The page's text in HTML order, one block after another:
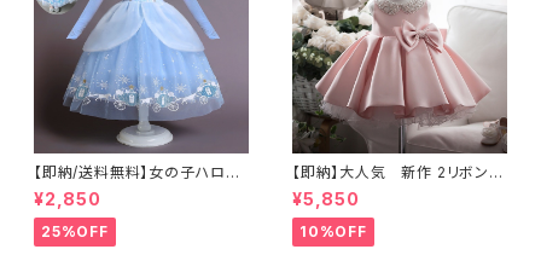
【即納/送料無料】女の子ハロウ
ィーンコスチュームドレスワンピ
ースプリンセスドレス女の子フォ
ーマル発表会服ドレス 結婚式
七五三 発表会 ピアノ こども ダ
¥2,850
25%OFF
【即納】大人気 新作 2リボン
ビーズ襟 子供ワンピースベビ
ードレス セレモニードレス
子供ドレス ホワイトドレス
結婚式フォーマルドレ リングガ
¥5,850
10%OFF